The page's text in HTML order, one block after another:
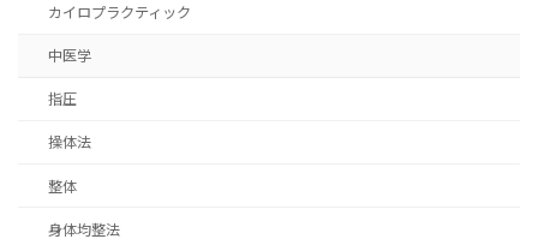
カイロプラクティック
中医学
指圧
操体法
整体
身体均整法